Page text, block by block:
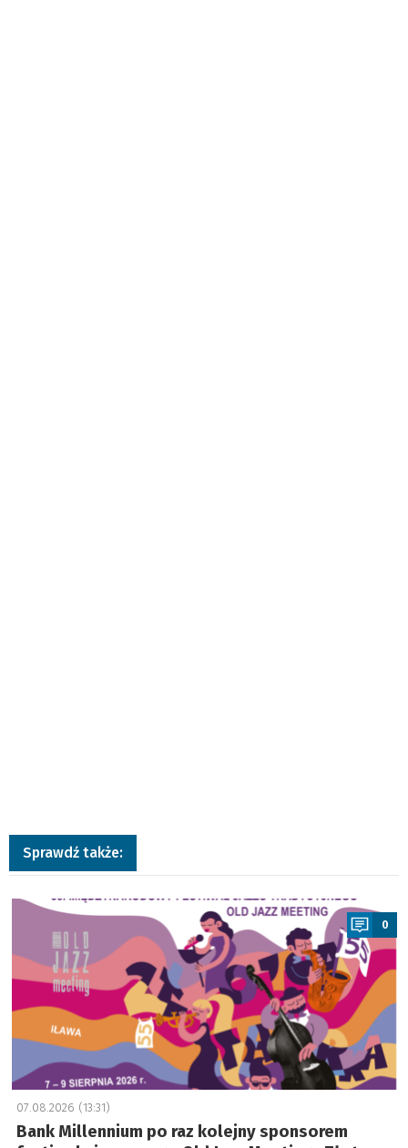
Sprawdź także:
a
0
07.08.2026 (13:31)
Bank Millennium po raz kolejny sponsorem